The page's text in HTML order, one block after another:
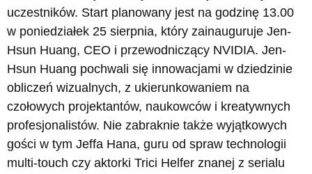
uczestników. Start planowany jest na godzinę 13.00
w poniedziałek 25 sierpnia, który zainauguruje Jen-
Hsun Huang, CEO i przewodniczący NVIDIA. Jen-
Hsun Huang pochwali się innowacjami w dziedzinie
obliczeń wizualnych, z ukierunkowaniem na
czołowych projektantów, naukowców i kreatywnych
profesjonalistów. Nie zabraknie także wyjątkowych
gości w tym Jeffa Hana, guru od spraw technologii
multi-touch czy aktorki Trici Helfer znanej z serialu